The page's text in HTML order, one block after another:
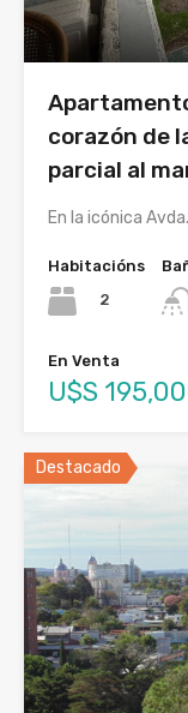
corazón de
parcial al
En la icónica
Habitacións
2
En Venta
U$S
Destacado